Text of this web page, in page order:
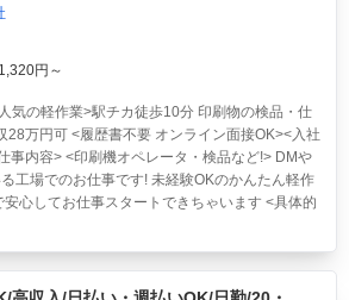
円～
気の軽作業>駅チカ徒歩10分 印刷物の検品・仕
28万円可 <履歴書不要 オンライン面接OK><入社
事内容> <印刷機オペレータ・検品など!> DMや
工場でのお仕事です! 未経験OKのかんたん軽作
心してお仕事スタートできちゃいます <具体的